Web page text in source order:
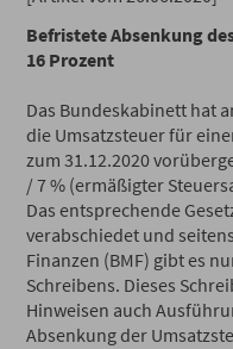
Befristete Absenkung
16 Prozent
Das Bundeskabinett hat
die Umsatzsteuer für
zum 31.12.2020
/ 7 % (ermäßigter
Das entsprechende
verabschiedet und
Finanzen (BMF) gibt es
Schreibens. Dieses
Hinweisen auch
Absenkung der